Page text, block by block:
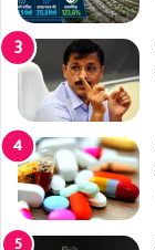
ध्य
क्षा
डॉ
.
प्रि
या
शिं
दे
द
र्श
क
रे
ल
:
डॉ
.
सौ